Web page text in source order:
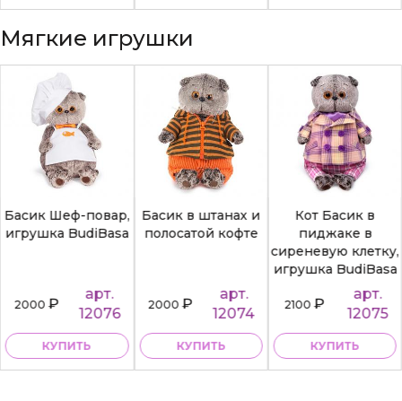
Мягкие игрушки
Басик Шеф-повар,
игрушка BudiBasa
2000₽
арт.
12076
КУПИТЬ
Басик в штанах и
полосатой кофте
2000₽
арт.
12074
КУПИТЬ
Кот Басик в
пиджаке в
сиреневую клетку,
игрушка BudiBasa
2100₽
арт.
12075
КУПИТЬ